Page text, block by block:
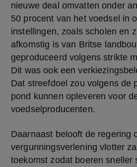
nieuwe deal omvatten onder
50 procent van het voedsel in
instellingen, zoals scholen en
afkomstig is van Britse
geproduceerd volgens strikte
Dit was ook een
Dat streefdoel zou volgens de
pond kunnen opleveren voor
voedselproducenten.
Daarnaast belooft de regering
vergunningsverlening vlotter
toekomst zodat boeren sneller